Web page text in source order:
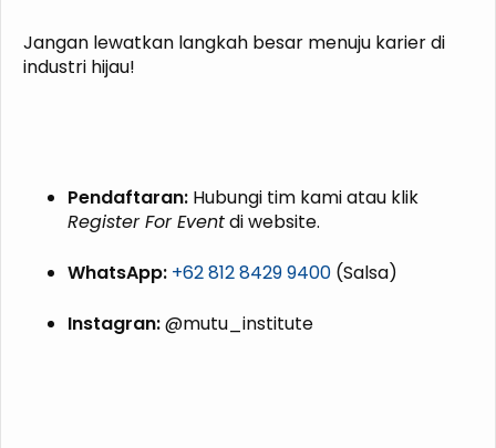
Jangan lewatkan langkah besar menuju karier di
industri hijau!
Pendaftaran: Hubungi tim kami atau klik
Register For Eventdi website.
WhatsApp: +62 812 8429 9400 (Salsa)
Instagran:@mutu_institute